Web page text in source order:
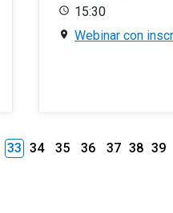
15:30
Webinar con
33 34 35 36 37 38 39